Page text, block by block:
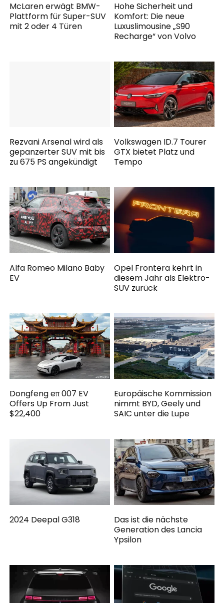
McLaren erwägt BMW-
Plattform für Super-SUV
mit 2 oder 4 Türen
Hohe Sicherheit und
Komfort: Die neue
Luxuslimousine „S90
Recharge“ von Volvo
Rezvani Arsenal wird als
gepanzerter SUV mit bis
zu 675 PS angekündigt
Volkswagen ID.7 Tourer
GTX bietet Platz und
Tempo
Alfa Romeo Milano Baby
EV
Opel Frontera kehrt in
diesem Jahr als Elektro-
SUV zurück
Dongfeng eπ 007 EV
Offers Up From Just
$22,400
Europäische Kommission
nimmt BYD, Geely und
SAIC unter die Lupe
2024 Deepal G318
Das ist die nächste
Generation des Lancia
Ypsilon